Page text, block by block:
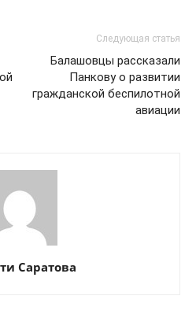
Следующая статья
Балашовцы рассказали
Панкову о развитии
гражданской беспилотной
авиации
Саратова